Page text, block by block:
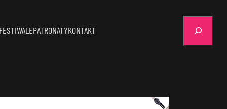
PATRONATYKONTAKT